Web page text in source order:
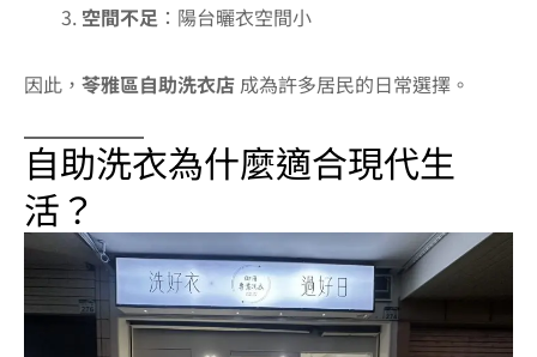
空間不足 ：陽台曬衣空間小
因此， 苓雅區自助洗衣店 成為許多居民的日常選擇。
自助洗衣為什麼適合現代生
活？